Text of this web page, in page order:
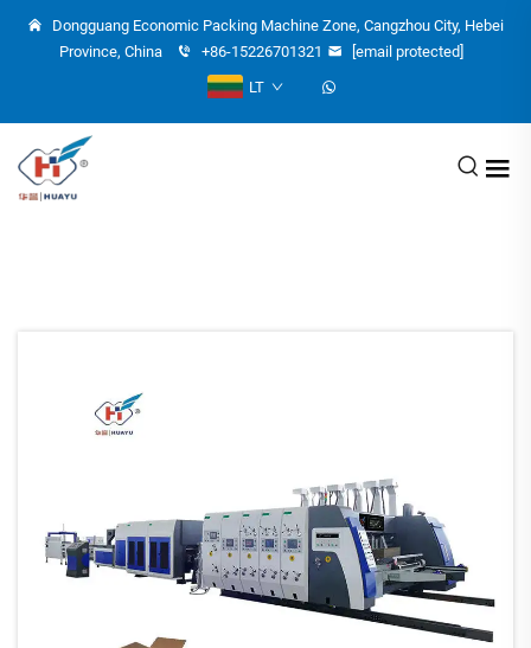
Dongguang Economic Packing Machine Zone, Cangzhou City, Hebei
Province, China
+86-15226701321
[email protected]
LT